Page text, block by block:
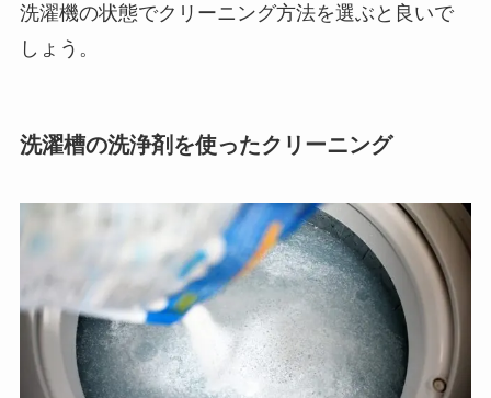
洗濯機の状態でクリーニング方法を選ぶと良いで
しょう。
洗濯槽の洗浄剤を使ったクリーニング